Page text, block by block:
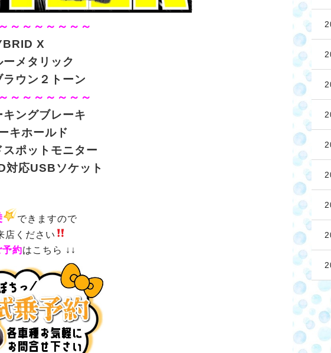
～～～～～～～
X
ーメタリック
ラウン２トーン
～～～～～～～
キングブレーキ
キホールド
スポットモニター
対応USBソケット
できますので
店ください
約はこちら ↓↓